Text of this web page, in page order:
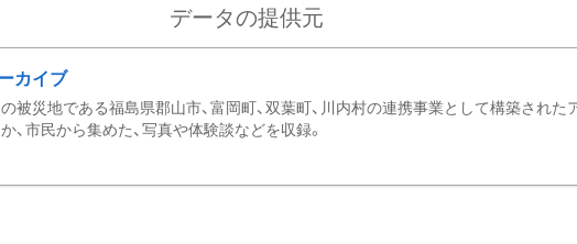
データの提供元
カイブ
被災地である福島県郡山市、富岡町、双葉町、川内村の連携事業として構築された
、市民から集めた、写真や体験談などを収録。